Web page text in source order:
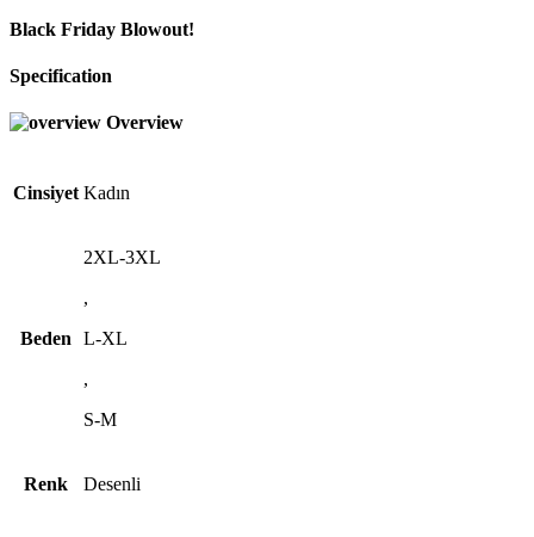
Black Friday Blowout!
Specification
Overview
Cinsiyet Kadın
Beden
2XL-3XL
,
L-XL
,
S-M
Renk Desenli